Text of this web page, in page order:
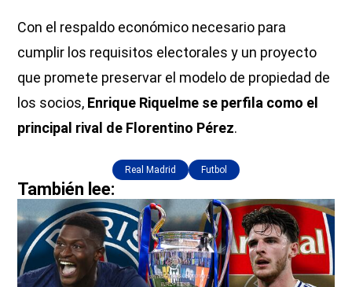
Con el respaldo económico necesario para
cumplir los requisitos electorales y un proyecto
que promete preservar el modelo de propiedad de
los socios, Enrique Riquelme se perfila como el
principal rival de Florentino Pérez.
Real Madrid Futbol
También lee: